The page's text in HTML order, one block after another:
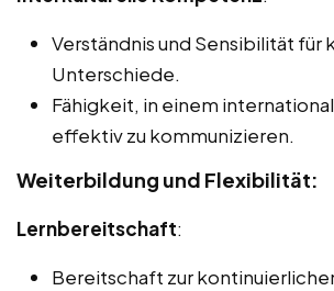
Verständnis und Sensibilität für
Unterschiede.
Fähigkeit, in einem
effektiv zu kommunizieren.
Weiterbildung und Flexibilität:
Lernbereitschaft:
Bereitschaft zur